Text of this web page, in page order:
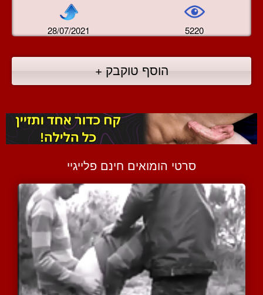
28/07/2021 5220
הוסף טוקבק +
סרטי הומואים חינם פלייגיי